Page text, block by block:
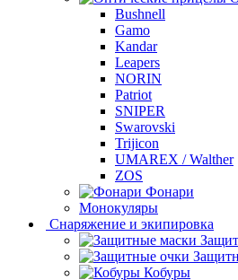
Bushnell
Gamo
Kandar
Leapers
NORIN
Patriot
SNIPER
Swarovski
Trijicon
UMAREX / Walther
ZOS
Фонари
Монокуляры
Снаряжение и экипировка
Кобуры